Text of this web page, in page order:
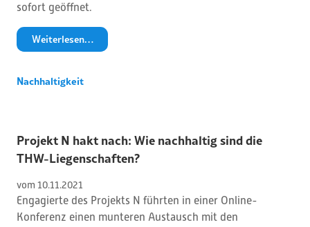
sofort geöffnet.
Weiterlesen…
Nachhaltigkeit
Projekt N hakt nach: Wie nachhaltig sind die
THW-Liegenschaften?
vom 10.11.2021
Engagierte des Projekts N führten in einer Online-
Konferenz einen munteren Austausch mit den